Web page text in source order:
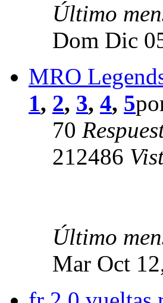
Último
Dom Dic
MRO
1, 2, 3, 4, 5
70
212486
Último
Mar Oct